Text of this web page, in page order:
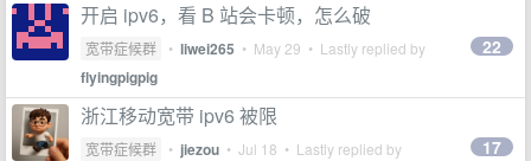
开启 ipv6，看 B 站会卡顿，怎么破
宽带症候群 • liwei265 • May 29 • Lastly replied by
flyingpigpig
22
浙江移动宽带 ipv6 被限
宽带症候群 • jiezou • Jul 18 • Lastly replied by 17